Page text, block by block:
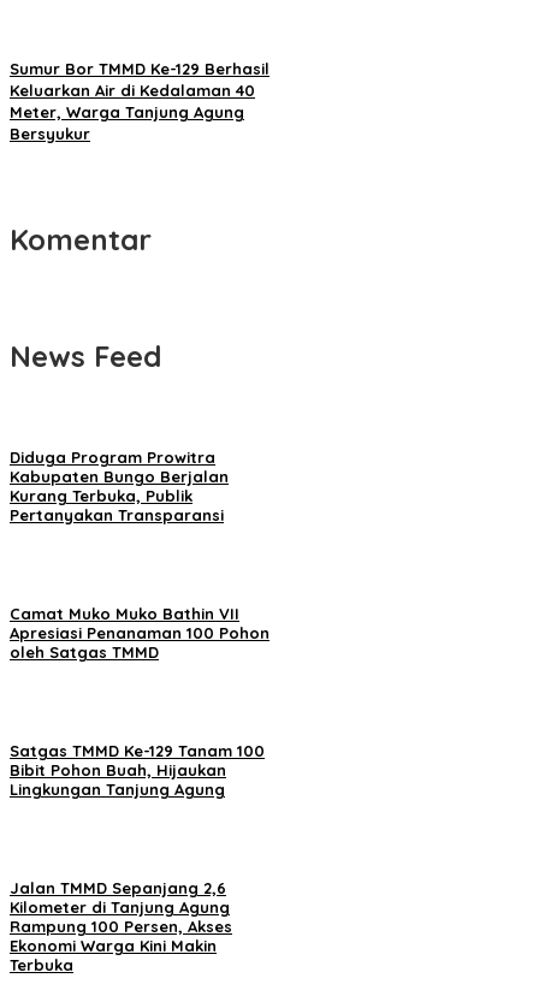
Sumur Bor TMMD Ke-129 Berhasil
Keluarkan Air di Kedalaman 40
Meter, Warga Tanjung Agung
Bersyukur
Komentar
News Feed
Diduga Program Prowitra
Kabupaten Bungo Berjalan
Kurang Terbuka, Publik
Pertanyakan Transparansi
Camat Muko Muko Bathin VII
Apresiasi Penanaman 100 Pohon
oleh Satgas TMMD
Satgas TMMD Ke-129 Tanam 100
Bibit Pohon Buah, Hijaukan
Lingkungan Tanjung Agung
Jalan TMMD Sepanjang 2,6
Kilometer di Tanjung Agung
Rampung 100 Persen, Akses
Ekonomi Warga Kini Makin
Terbuka